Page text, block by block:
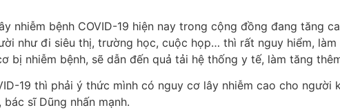
nhiễm bệnh COVID-19 hiện nay trong cộng đồng đang tăng
như đi siêu thị, trường học, cuộc họp… thì rất nguy hiểm, làm
bị nhiễm bệnh, sẽ dẫn đến quả tải hệ thống y tế, làm tăng
19 thì phải ý thức mình có nguy cơ lây nhiễm cao cho người
sĩ Dũng nhấn mạnh.